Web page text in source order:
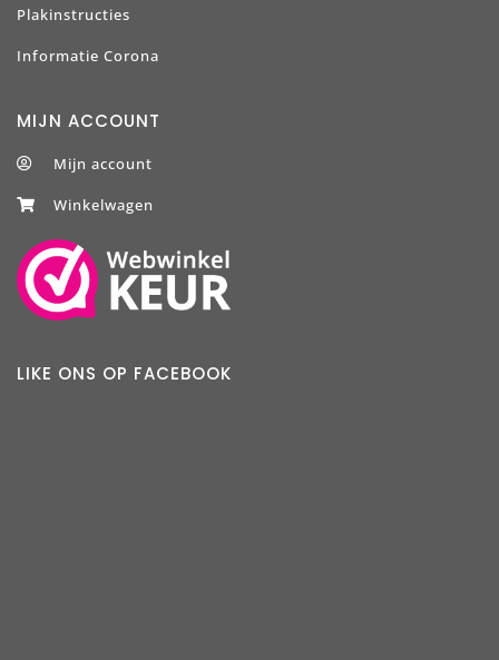
Plakinstructies
Informatie Corona
MIJN ACCOUNT
Mijn account
Winkelwagen
LIKE ONS OP FACEBOOK